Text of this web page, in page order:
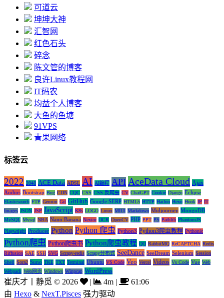
可道云
坤坤大神
汇智网
红色石头
碎念
陈文管的博客
良许Linux教程网
IT码农
均益个人博客
大鱼的鱼塘
91VPS
青果网络
标签云
2022 2048 ACE Data ADSL AI AI编程 API AceData Cloud Ajax
Audios Bootstrap Bug CDN CQC CSS CSS 反爬虫 CV ChatGPT Cookie Django Eclipse
Elasticsearch FTP Gemini Git GitHub Google SERP HTML5 HTTP Hailuo Hexo Hook IP IT
Images JSON JSP JavaScript K8s LOGO Linux MIUI Markdown Midjourney MongoDB
MySQL Mysql NBA Nano Banana Nexior OCR OpenCV PHP PPT PS Pathlib PhantomJS
Playwright Producer Python Python 爬虫 Python3 Python3爬虫教程 Pythonic
Python爬虫 Python爬虫书 Python爬虫教程 QQ RabbitMQ ReCAPTCHA Redis
Riffusion SAE SSH SVG Scrapy-redis Scrapy分布式 SeeDance SeeDream Selenium Session
Shell Sora2 Suno TKE TXT Terminal Ubuntu VS Code Veo Vercel Videos Vs Code Vue Web
Webpack Web网页 Windows Winpcap WordPress
崔庆才丨静觅 © 2026 | 4m |
61:06
由 Hexo & NexT.Pisces 强力驱动